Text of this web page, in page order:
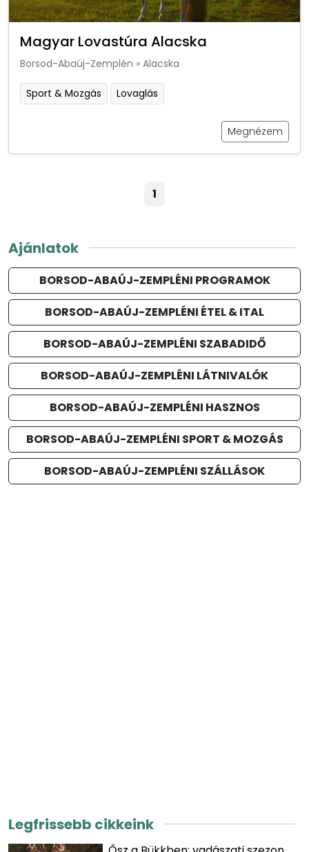
Magyar Lovastúra Alacska
Borsod-Abaúj-Zemplén » Alacska
Sport & Mozgás Lovaglás
Megnézem
1
Ajánlatok
BORSOD-ABAÚJ-ZEMPLÉNI PROGRAMOK
BORSOD-ABAÚJ-ZEMPLÉNI ÉTEL & ITAL
BORSOD-ABAÚJ-ZEMPLÉNI SZABADIDŐ
BORSOD-ABAÚJ-ZEMPLÉNI LÁTNIVALÓK
BORSOD-ABAÚJ-ZEMPLÉNI HASZNOS
BORSOD-ABAÚJ-ZEMPLÉNI SPORT & MOZGÁS
BORSOD-ABAÚJ-ZEMPLÉNI SZÁLLÁSOK
Legfrissebb cikkeink